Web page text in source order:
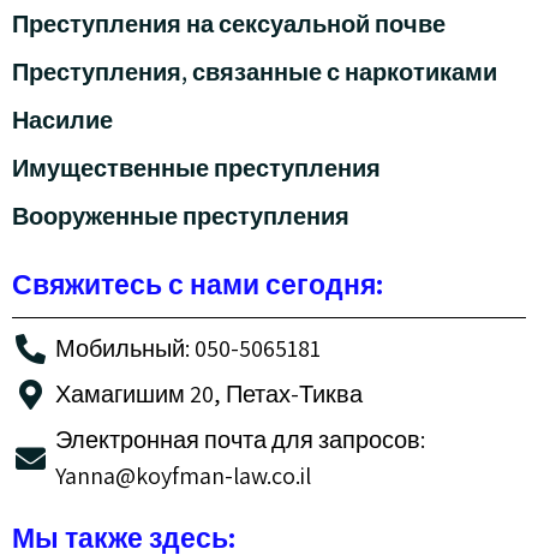
Преступления на сексуальной почве
Преступления, связанные с наркотиками
Насилие
Имущественные преступления
Вооруженные преступления
Свяжитесь с нами сегодня:
Мобильный: 050-5065181
Хамагишим 20, Петах-Тиква
Электронная почта для запросов:
Yanna@koyfman-law.co.il
Мы также здесь: